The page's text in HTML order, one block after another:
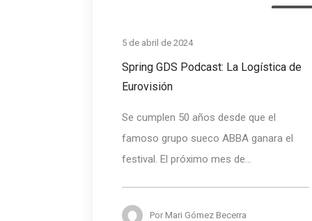
5 de abril de 2024
Spring GDS Podcast: La Logística de
Eurovisión
Se cumplen 50 años desde que el
famoso grupo sueco ABBA ganara el
festival. El próximo mes de...
Por Mari Gómez Becerra